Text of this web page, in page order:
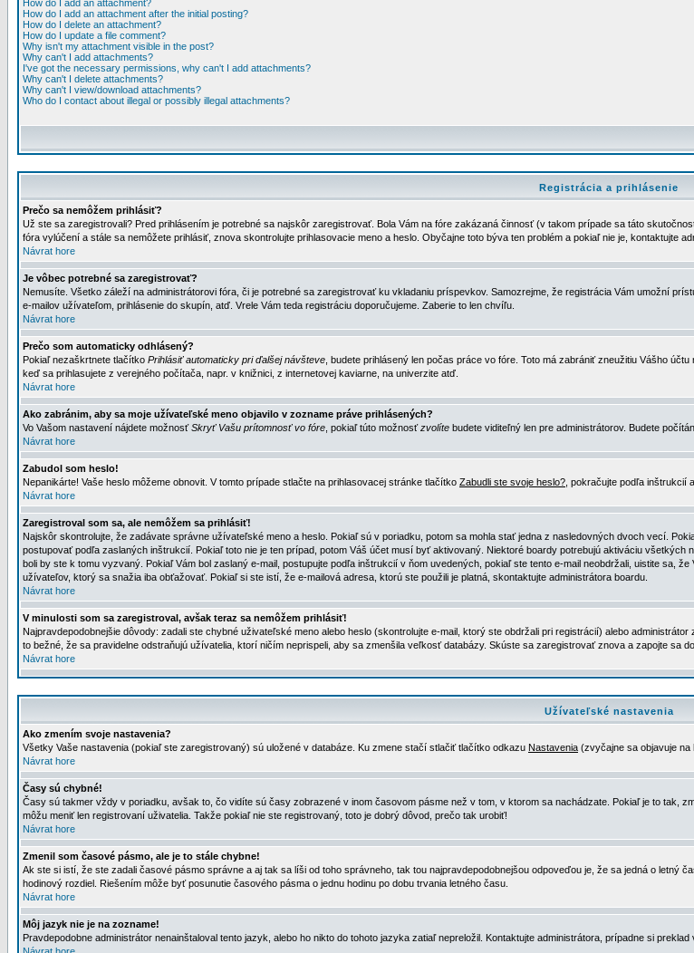
How do I add an attachment?
How do I add an attachment after the initial posting?
How do I delete an attachment?
How do I update a file comment?
Why isn't my attachment visible in the post?
Why can't I add attachments?
I've got the necessary permissions, why can't I add attachments?
Why can't I delete attachments?
Why can't I view/download attachments?
Who do I contact about illegal or possibly illegal attachments?
Registrácia a prihlásenie
Prečo sa nemôžem prihlásiť?
Už ste sa zaregistrovali? Pred prihlásením je potrebné sa najskôr zaregistrovať. Bola Vám na fóre zakázaná činnosť (v takom prípade sa táto
fóra vylúčení a stále sa nemôžete prihlásiť, znova skontrolujte prihlasovacie meno a heslo. Obyčajne toto býva ten problém a pokiaľ nie je, kontaktujte
Návrat hore
Je vôbec potrebné sa zaregistrovať?
Nemusíte. Všetko záleží na administrátorovi fóra, či je potrebné sa zaregistrovať ku vkladaniu príspevkov. Samozrejme, že registrácia Vám umožní
e-mailov užívateľom, prihlásenie do skupín, atď. Vrele Vám teda registráciu doporučujeme. Zaberie to len chvíľu.
Návrat hore
Prečo som automaticky odhlásený?
Pokiaľ nezaškrtnete tlačítko Prihlásiť automaticky pri ďalšej návšteve , budete prihlásený len počas práce vo fóre. Toto má zabrániť zneužitiu Vášho
keď sa prihlasujete z verejného počítača, napr. v knižnici, z internetovej kaviarne, na univerzite atď.
Návrat hore
Ako zabránim, aby sa moje užívateľské meno objavilo v zozname práve prihlásených?
Vo Vašom nastavení nájdete možnosťSkryť Vašu prítomnosť vo fóre , pokiaľ túto možnosťzvolíte budete viditeľný len pre administrátorov. Budete
Návrat hore
Zabudol som heslo!
Nepanikárte! Vaše heslo môžeme obnovit. V tomto prípade stlačte na prihlasovacej stránke tlačítko Zabudli ste svoje heslo? , pokračujte podľa inštrukcií
Návrat hore
Zaregistroval som sa, ale nemôžem sa prihlásiť!
Najskôr skontrolujte, že zadávate správne užívateľské meno a heslo. Pokiaľ sú v poriadku, potom sa mohla stať jedna z nasledovných dvoch vecí.
postupovať podľa zaslaných inštrukcií. Pokiaľ toto nie je ten prípad, potom Váš účet musí byť aktivovaný. Niektoré boardy potrebujú aktiváciu
boli by ste k tomu vyzvaný. Pokiaľ Vám bol zaslaný e-mail, postupujte podľa inštrukcií v ňom uvedených, pokiaľ ste tento e-mail neobdržali, uistite sa,
užívateľov, ktorý sa snažia iba obťažovať. Pokiaľ si ste istí, že e-mailová adresa, ktorú ste použili je platná, skontaktujte administrátora boardu.
Návrat hore
V minulosti som sa zaregistroval, avšak teraz sa nemôžem prihlásiť!
Najpravdepodobnejšie dôvody: zadali ste chybné uživateľské meno alebo heslo (skontrolujte e-mail, ktorý ste obdržali pri registrácií) alebo
to bežné, že sa pravidelne odstraňujú užívatelia, ktorí ničím neprispeli, aby sa zmenšila veľkosť databázy. Skúste sa zaregistrovať znova a zapojte sa
Návrat hore
Užívateľské nastavenia
Ako zmením svoje nastavenia?
Všetky Vaše nastavenia (pokiaľ ste zaregistrovaný) sú uložené v databáze. Ku zmene stačí stlačiť tlačítko odkazu Nastavenia (zvyčajne sa objavuje na
Návrat hore
Časy sú chybné!
Časy sú takmer vždy v poriadku, avšak to, čo vidíte sú časy zobrazené v inom časovom pásme než v tom, v ktorom sa nachádzate. Pokiaľ je to tak,
môžu meniť len registrovaní uživatelia. Takže pokiaľ nie ste registrovaný, toto je dobrý dôvod, prečo tak urobiť!
Návrat hore
Zmenil som časové pásmo, ale je to stále chybne!
Ak ste si istí, že ste zadali časové pásmo správne a aj tak sa líši od toho správneho, tak tou najpravdepodobnejšou odpoveďou je, že sa jedná o letný
hodinový rozdiel. Riešením môže byť posunutie časového pásma o jednu hodinu po dobu trvania letného času.
Návrat hore
Môj jazyk nie je na zozname!
Pravdepodobne administrátor nenainštaloval tento jazyk, alebo ho nikto do tohoto jazyka zatiaľ nepreložil. Kontaktujte administrátora, prípadne si